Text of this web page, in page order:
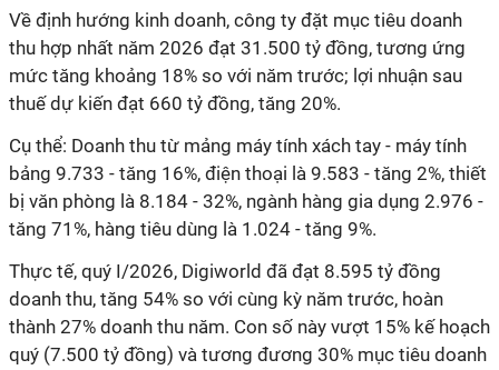
Về định hướng kinh doanh, công ty đặt mục tiêu doanh
thu hợp nhất năm 2026 đạt 31.500 tỷ đồng, tương ứng
mức tăng khoảng 18% so với năm trước; lợi nhuận sau
thuế dự kiến đạt 660 tỷ đồng, tăng 20%.
Cụ thể: Doanh thu từ mảng máy tính xách tay - máy tính
bảng 9.733 - tăng 16%, điện thoại là 9.583 - tăng 2%, thiết
bị văn phòng là 8.184 - 32%, ngành hàng gia dụng 2.976 -
tăng 71%, hàng tiêu dùng là 1.024 - tăng 9%.
Thực tế, quý I/2026, Digiworld đã đạt 8.595 tỷ đồng
doanh thu, tăng 54% so với cùng kỳ năm trước, hoàn
thành 27% doanh thu năm. Con số này vượt 15% kế hoạch
quý (7.500 tỷ đồng) và tương đương 30% mục tiêu doanh